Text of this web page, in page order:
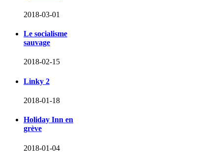
2018-03-01
Le socialisme
sauvage
2018-02-15
Linky 2
2018-01-18
Holiday Inn en
grève
2018-01-04